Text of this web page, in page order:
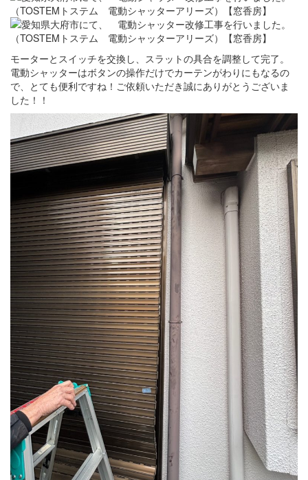
モーターとスイッチを交換し、スラットの具合を調整して完了。
電動シャッターはボタンの操作だけでカーテンがわりにもなるの
で、とても便利ですね！ご依頼いただき誠にありがとうございま
した！！